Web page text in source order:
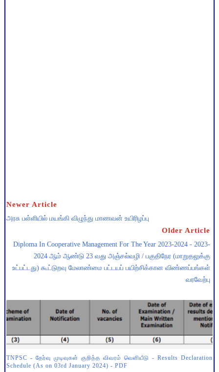
Newer Article
அரசு பள்ளியில் மயங்கி விழுந்து மாணவன் உயிரிழப்பு
Older Article
Diploma In Cooperative Management For The Year 2023-2024 - 2023-
2024 ஆம் ஆண்டு 23 வது அஞ்சல்வழி / பகுதிநேர (மாறுதலுக்கு
உட்பட்டது) கூட்டுறவு மேலாண்மை பட்டயப் பயிற்சிக்கான விண்ணப்பங்கள்
வரவேற்பு
TNPSC - தேர்வு முடிவுகள் குறித்த விவரம் வெளியீடு - Results Declaration
Schedule (As on 03rd January 2024) - PDF